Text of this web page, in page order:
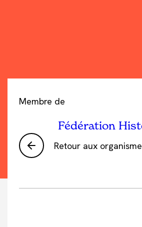
Retour aux
Membre de
Fédération